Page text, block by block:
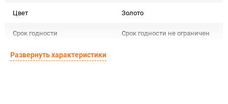
Цвет Золото
Срок годности Срок годности не ограничен
Страна изготовителя
Развернуть характеристики